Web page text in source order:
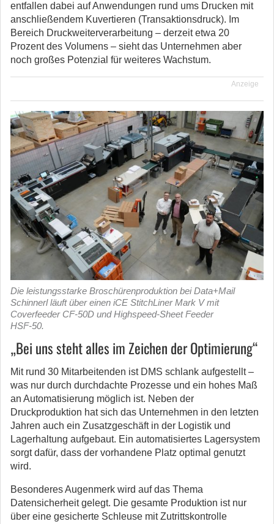
entfallen dabei auf Anwendungen rund ums Drucken mit
anschließendem Kuvertieren (Transaktionsdruck). Im
Bereich Druckweiterverarbeitung – derzeit etwa 20
Prozent des Volumens – sieht das Unternehmen aber
noch großes Potenzial für weiteres Wachstum.
Anzeige
Die leistungsstarke Broschürenproduktion bei Data+Mail
Schinnerl läuft über einen iCE StitchLiner Mark V mit
Coverfeeder CF-50D und Highspeed-Sheet Feeder
HSF-50.
„Bei uns steht alles im Zeichen der Optimierung“
Mit rund 30 Mitarbeitenden ist DMS schlank aufgestellt –
was nur durch durchdachte Prozesse und ein hohes Maß
an Automatisierung möglich ist. Neben der
Druckproduktion hat sich das Unternehmen in den letzten
Jahren auch ein Zusatzgeschäft in der Logistik und
Lagerhaltung aufgebaut. Ein automatisiertes Lagersystem
sorgt dafür, dass der vorhandene Platz optimal genutzt
wird.
Besonderes Augenmerk wird auf das Thema
Datensicherheit gelegt. Die gesamte Produktion ist nur
über eine gesicherte Schleuse mit Zutrittskontrolle